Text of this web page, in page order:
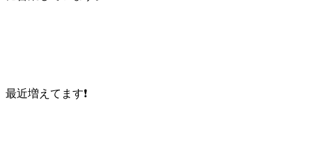
最近増えてます❗